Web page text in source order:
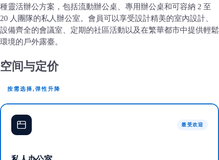
種靈活辦公方案，包括流動辦公桌、專用辦公桌和可容納 2 至
20 人團隊的私人辦公室。會員可以享受設計精美的室內設計、
設備齊全的會議室、定期的社區活動以及在繁華都市中提供輕鬆
環境的戶外露臺。
空间与定价
按需选择,弹性升降
最受欢迎